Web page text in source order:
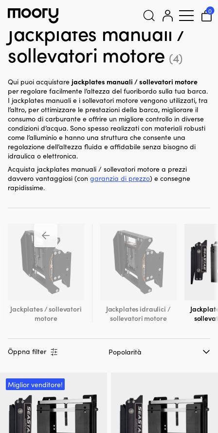
Cerca:
0
Jackplates manuali / sollevatori motore
Jackplates manuali /
sollevatori motore (4)
Qui puoi acquistare jackplates manuali / sollevatori motore
per regolare facilmente l’altezza del fuoribordo sulla tua barca.
I jackplates manuali e i sollevatori motore vengono utilizzati, tra
l’altro, per ottimizzare le prestazioni della barca, migliorare il
consumo di carburante e offrire un migliore controllo in diverse
condizioni d’acqua. Sono spesso realizzati con materiali robusti
come l’alluminio e hanno una struttura che consente una
regolazione dell’altezza fluida e affidabile senza bisogno di
idraulica o elettronica.
Acquista jackplates manuali / sollevatori motore a prezzi
davvero vantaggiosi (con garanzia di prezzo) e consegne
rapidissime.
Jackplates / sollevatori
motore
Jackplates idraulici /
sollevatori motore
Öppna filter
Miglior venditore!